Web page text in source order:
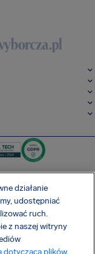
działanie
udostępniać
ruch.
z naszej witryny
dotycząca plików